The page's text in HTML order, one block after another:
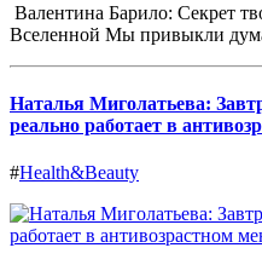
Валентина Барило: Секрет
Вселенной Мы привыкли
Наталья Миголатьева:
реально работает в
#Health&Beauty